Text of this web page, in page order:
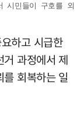
시민들이 구호를 외
하고 시급한
과정에서 제
회복하는 일